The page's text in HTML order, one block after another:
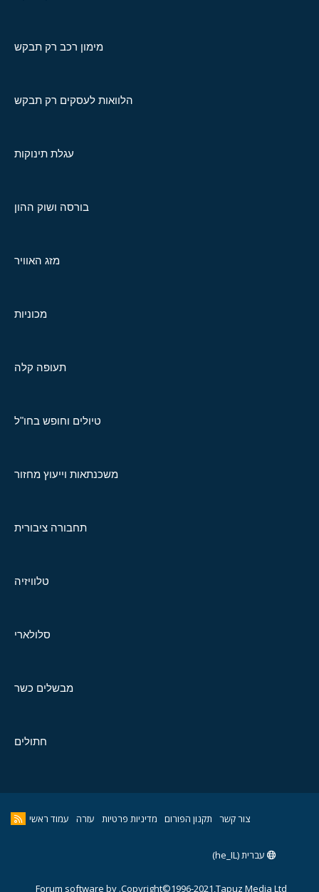
מימון רכב רק תבקש
הלוואות לעסקים רק תבקש
עגלת תינוקות
בורסה ושוק ההון
מזג האוויר
מכוניות
תעופה קלה
טיולים וחופש בחו"ל
משכנתאות וייעוץ מחזור
תחבורה ציבורית
טלוויזיה
סלולארי
מבשלים כשר
חתולים
צור קשר תקנון הפורום מדיניות פרטיות עזרה עמוד ראשי
עברית (he_IL)
Copyright©1996-2021,Tapuz Media Ltd.
Forum software by